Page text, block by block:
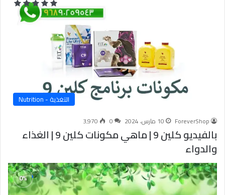
التغذية - Nutrition
ForeverShop 10 مارس، 2024 0 3٬970
بالفيديو كلين 9 | ماهي مكونات كلين 9 | الغذاء
والدواء